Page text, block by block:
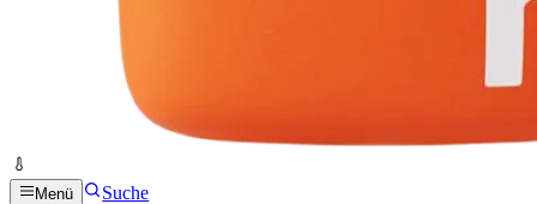
Menü
Suche